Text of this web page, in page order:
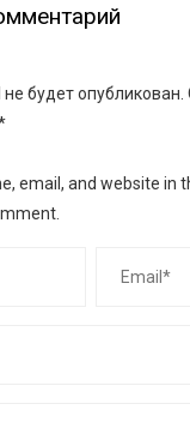
будет опубликован.
email, and website in